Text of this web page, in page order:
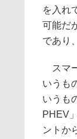
を入れ
可能だ
であり
スマ
いうも
いうも
PHEV
ントか